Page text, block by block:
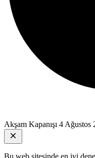
Akşam Kapanışı 4 Ağustos